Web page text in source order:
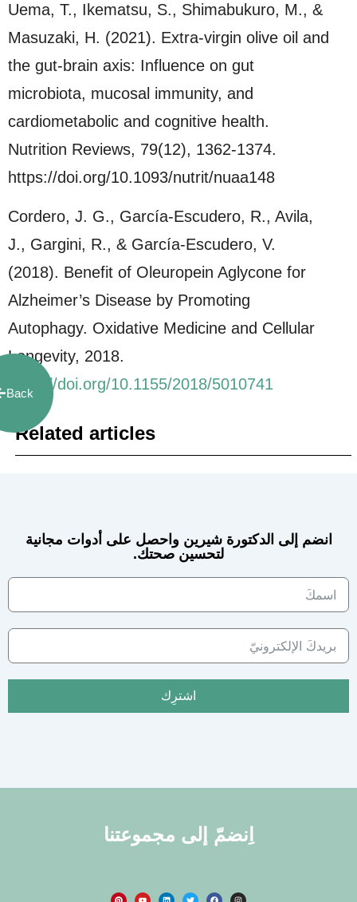
Back
Uema, T., Ikematsu, S., Shimabukuro, M., &
Masuzaki, H. (2021). Extra-virgin olive oil and
the gut-brain axis: Influence on gut
microbiota, mucosal immunity, and
cardiometabolic and cognitive health.
Nutrition Reviews, 79(12), 1362-1374.
https://doi.org/10.1093/nutrit/nuaa148
Cordero, J. G., García-Escudero, R., Avila,
J., Gargini, R., & García-Escudero, V.
(2018). Benefit of Oleuropein Aglycone for
Alzheimer’s Disease by Promoting
Autophagy. Oxidative Medicine and Cellular
Longevity, 2018.
https://doi.org/10.1155/2018/5010741
Related articles
انضم إلى الدكتورة شيرين واحصل على أدوات مجانية
لتحسين صحتك.
اشترِك
اِنضمّ إلى مجموعتنا